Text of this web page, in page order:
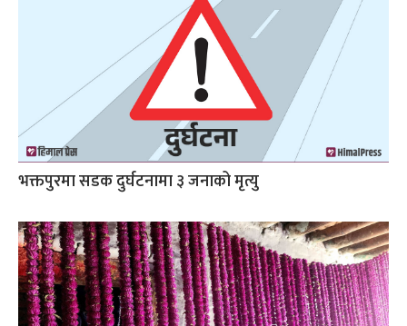
भक्तपुरमा सडक दुर्घटनामा ३ जनाको मृत्यु